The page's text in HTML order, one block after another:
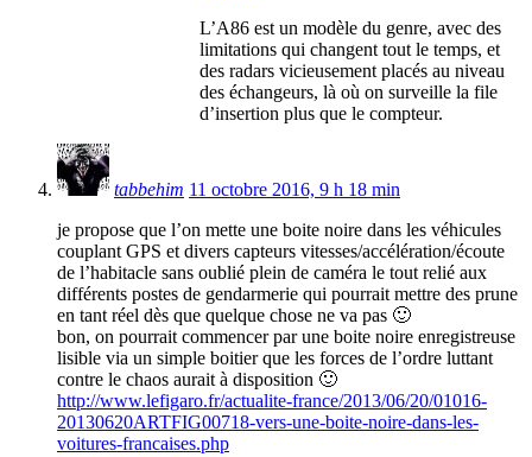
L’A86 est un modèle du genre, avec des
limitations qui changent tout le temps, et
des radars vicieusement placés au niveau
des échangeurs, là où on surveille la file
d’insertion plus que le compteur.
tabbehim 11 octobre 2016, 9 h 18 min
je propose que l’on mette une boite noire dans les véhicules
couplant GPS et divers capteurs vitesses/accélération/écoute
de l’habitacle sans oublié plein de caméra le tout relié aux
différents postes de gendarmerie qui pourrait mettre des prune
en tant réel dès que quelque chose ne va pas 🙂
bon, on pourrait commencer par une boite noire enregistreuse
lisible via un simple boitier que les forces de l’ordre luttant
contre le chaos aurait à disposition 🙂
http://www.lefigaro.fr/actualite-france/2013/06/20/01016-
20130620ARTFIG00718-vers-une-boite-noire-dans-les-
voitures-francaises.php